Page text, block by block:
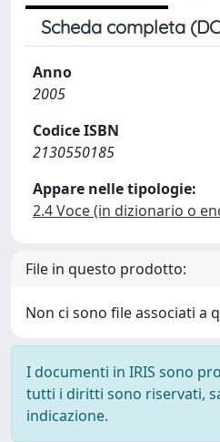
Scheda completa
Anno
2005
Codice ISBN
2130550185
Appare nelle tipologie:
2.4 Voce (in dizionario o
File in questo prodotto:
Non ci sono file associati a
I documenti in IRIS sono
tutti i diritti sono riservati,
indicazione.